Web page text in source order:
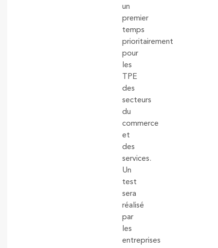
un
premier
temps
prioritairement
pour
les
TPE
des
secteurs
du
commerce
et
des
services.
Un
test
sera
réalisé
par
les
entreprises